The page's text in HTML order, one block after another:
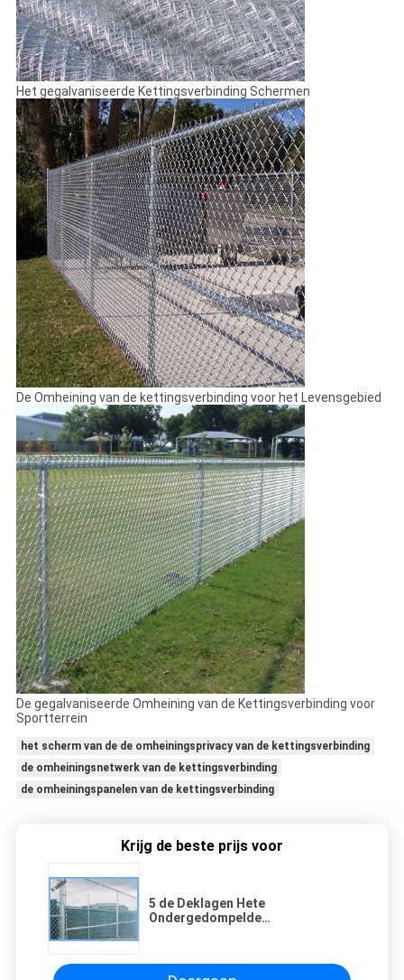
Het gegalvaniseerde Kettingsverbinding Schermen
De Omheining van de kettingsverbinding voor het Levensgebied
De gegalvaniseerde Omheining van de Kettingsverbinding voor
Sportterrein
het scherm van de de omheiningsprivacy van de kettingsverbinding
de omheiningsnetwerk van de kettingsverbinding
de omheiningspanelen van de kettingsverbinding
Krijg de beste prijs voor
5 de Deklagen Hete
Ondergedompelde
Verbindingsomheining voor
Landelijke Vermeld SGS